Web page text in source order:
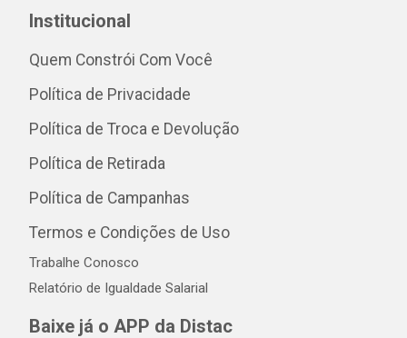
Institucional
Quem Constrói Com Você
Política de Privacidade
Política de Troca e Devolução
Política de Retirada
Política de Campanhas
Termos e Condições de Uso
Trabalhe Conosco
Relatório de Igualdade Salarial
Baixe já o APP da Distac